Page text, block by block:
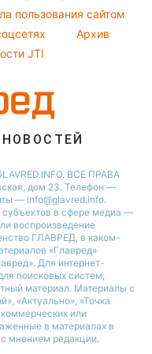
пользования сайтом
Архив
JTI
ВСЕ ПРАВА
дом 23. Телефон —
— info@glavred.info.
cубъектов в сфере медиа —
воспроизведение
ГЛАВРЕД, в каком-
«Главред»
Для интернет-
поисковых систем,
материал. Материалы с
«Актуально», «Точка
или
в материалах в
мнением редакции.